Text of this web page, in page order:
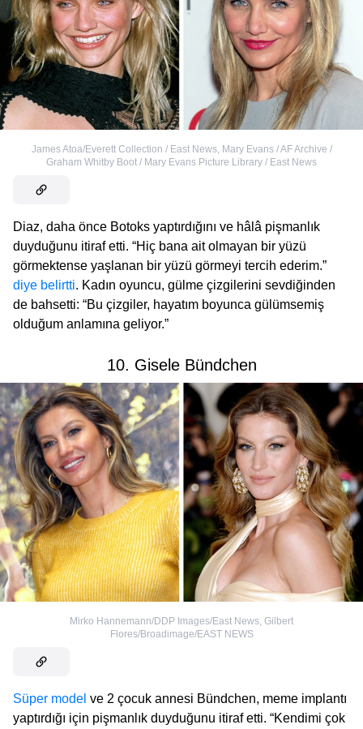
James Atoa/Everett Collection / East News, Mary Evans / AF Archive /
Graham Whitby Boot / Mary Evans Picture Library / East News
Diaz, daha önce Botoks yaptırdığını ve hâlâ pişmanlık
duyduğunu itiraf etti. “Hiç bana ait olmayan bir yüzü
görmektense yaşlanan bir yüzü görmeyi tercih ederim.”
diye belirtti. Kadın oyuncu, gülme çizgilerini sevdiğinden
de bahsetti: “Bu çizgiler, hayatım boyunca gülümsemiş
olduğum anlamına geliyor.”
10. Gisele Bündchen
Mirko Hannemann/DDP Images/East News Gilbert
Flores/Broadimage/EAST NEWS
Süper model ve 2 çocuk annesi Bündchen, meme implantı
yaptırdığı için pişmanlık duyduğunu itiraf etti. “Kendimi çok